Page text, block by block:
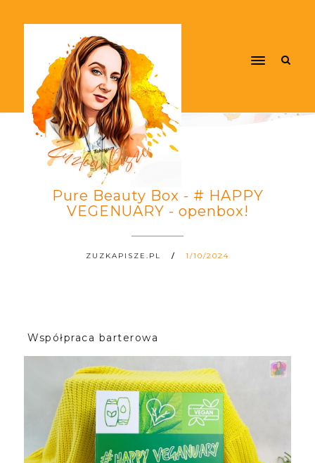
Pure Beauty Box - # HAPPY
VEGENUARY - openbox!
ZUZKAPISZE.PL 1/10/2024
Współpraca barterowa